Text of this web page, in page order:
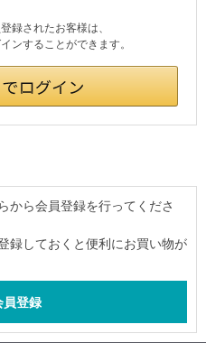
録されたお客様は、
ンすることができます。
から会員登録を行ってくださ
録しておくと便利にお買い物が